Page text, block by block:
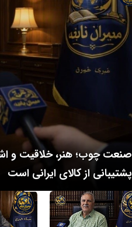
صنعت چوب؛ هنر، خلاقیت و
پشتیبانی از کالای ایرانی است
شبکه خبری مدیران نابغه